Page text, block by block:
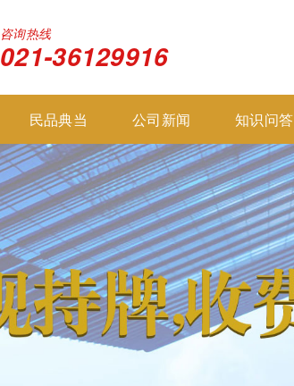
咨询热线
021-36129916
民品典当 公司新闻 知识问答